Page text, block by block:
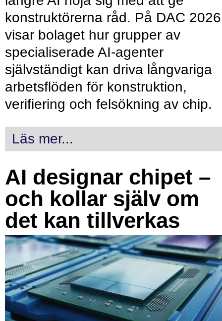
konstruktörerna råd. På DAC 2026
visar bolaget hur grupper av
specialiserade AI-agenter
självständigt kan driva långvariga
arbetsflöden för konstruktion,
verifiering och felsökning av chip.
Läs mer...
AI designar chipet –
och kollar själv om
det kan tillverkas